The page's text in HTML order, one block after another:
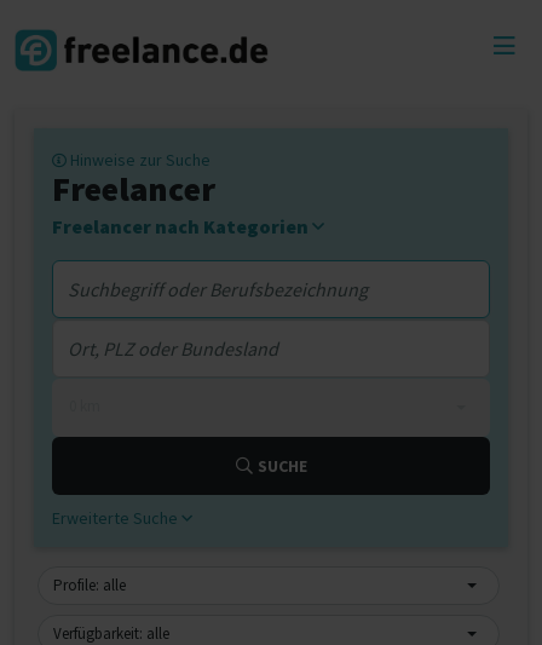
Hinweise zur Suche
Freelancer
Freelancer nach Kategorien
SUCHE
Erweiterte Suche
Profile: alle
Verfügbarkeit: alle